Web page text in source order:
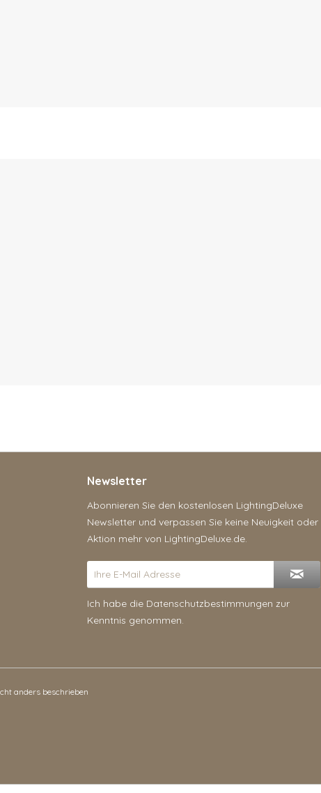
Newsletter
Abonnieren Sie den kostenlosen LightingDeluxe
Newsletter und verpassen Sie keine Neuigkeit oder
Aktion mehr von LightingDeluxe.de.
Ich habe die Datenschutzbestimmungen zur
Kenntnis genommen.
anders beschrieben